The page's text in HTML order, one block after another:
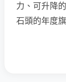
力、可升降
石頭的年度